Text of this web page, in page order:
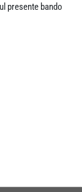
presente bando